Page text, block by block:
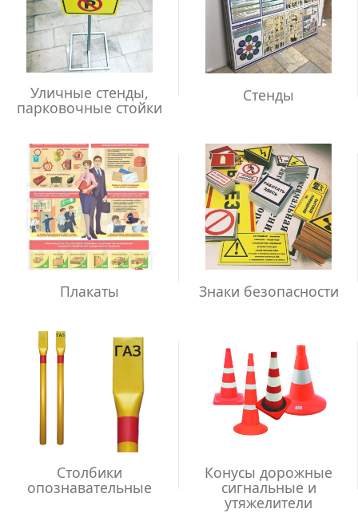
Уличные стенды,
парковочные стойки
Стенды
Плакаты Знаки безопасности
Столбики
опознавательные
Конусы дорожные
сигнальные и
утяжелители